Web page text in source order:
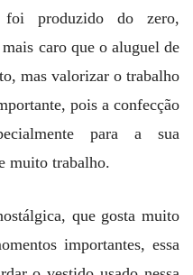
produzido do zero,
caro que o aluguel de
mas valorizar o trabalho
pois a confecção
para a sua
muito trabalho.
que gosta muito
importantes, essa